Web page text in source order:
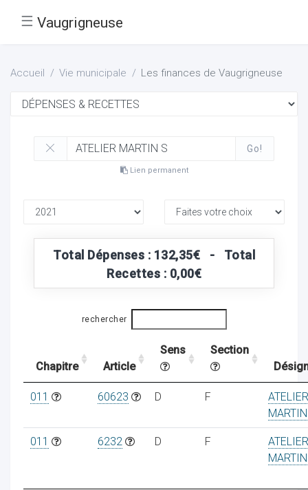
☰ Vaugrigneuse
Accueil Vie municipale Les finances de Vaugrigneuse
Go!
Lien permanent
Total Dépenses : 132,35€ - Total
Recettes : 0,00€
rechercher
Chapitre Article
Sens
Section
011 60623 D F
ATELIER
011 6232 D F
ATELIER